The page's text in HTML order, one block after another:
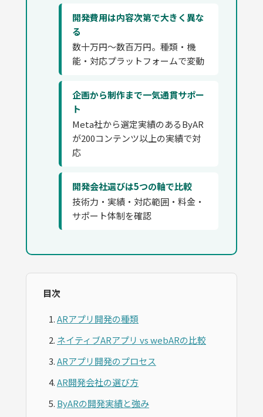
開発費用は内容次第で大きく異な
る
数十万円〜数百万円。種類・機
能・対応プラットフォームで変動
企画から制作まで一気通貫サポー
ト
Meta社から選定実績のあるByAR
が200コンテンツ以上の実績で対
応
開発会社選びは5つの軸で比較
技術力・実績・対応範囲・料金・
サポート体制を確認
目次
ARアプリ開発の種類
ネイティブARアプリ vs webARの比較
ARアプリ開発のプロセス
AR開発会社の選び方
ByARの開発実績と強み